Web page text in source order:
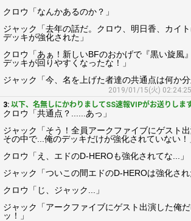
クロウ「なんかあるのか？」
ジャック「去年の話だ。クロウ、明日香、カイ
デッキが強化された」
クロウ「あぁ！新しいBFのおかげで『黒い旋風
デッキが回りやすくなったな！」
ジャック「今、名を上げた者達の共通点は何か分
2019/01/15(火)
3: 以下、名無しにかわりましてSS速報VIPがお送りしま
クロウ「共通点？......あっ」
ジャック「そう！全員アークファイブにゲスト
その中で...俺のデッキだけが強化されていない！
クロウ「え、エドのD-HEROも強化されてな...」
ジャック「ついこの間エドのD-HEROは強化され
クロウ「じ、ジャック...」
ジャック「アークファイブにゲスト出演した俺だ
ッ！」